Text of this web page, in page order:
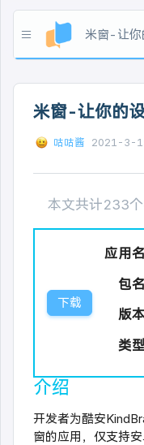
米窗-让你的设备
米窗-让你的
咕咕酱 2021-3-
本文共计233个
下载
应用名
包名
版
类型
介绍
开发者为酷安
窗的应用，仅支持